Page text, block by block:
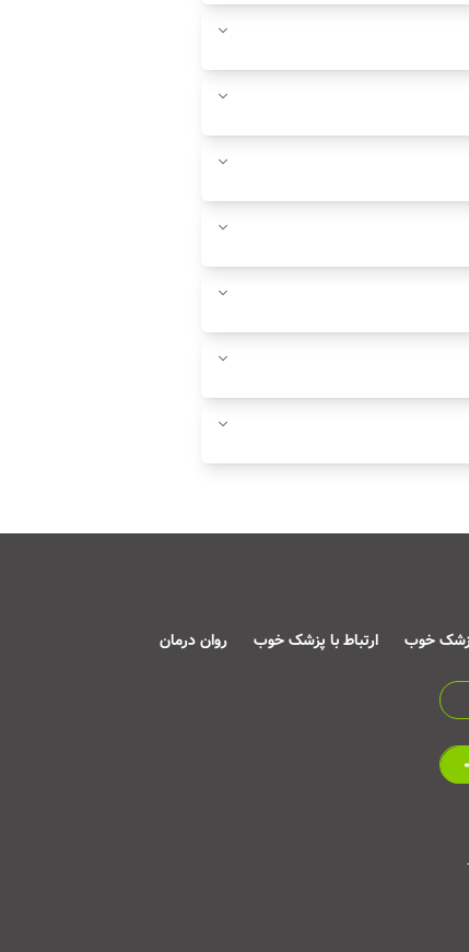
پزشک خوب ارتباط با پزشک خوب روان درمان